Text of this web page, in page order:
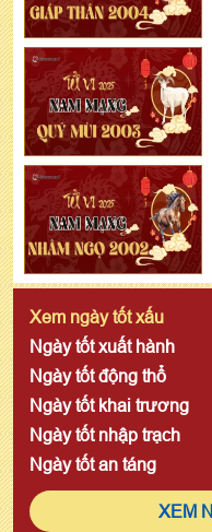
Xem ngày tốt xấu
Ngày tốt xuất hành
Ngày tốt động thổ
Ngày tốt khai trương
Ngày tốt nhập trạch
Ngày tốt an táng
XEM